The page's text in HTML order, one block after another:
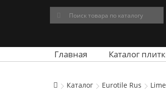
Главная Каталог
Каталог Eurotile Rus